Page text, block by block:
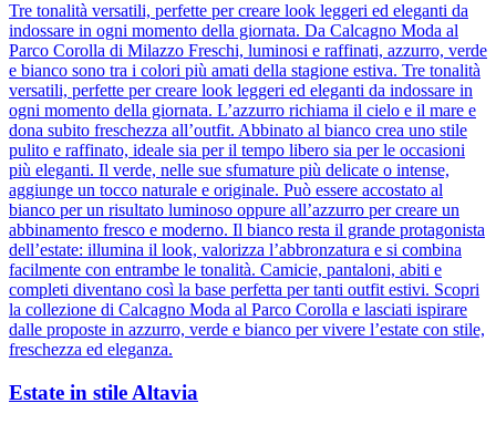
Tre tonalità versatili, perfette per creare look leggeri ed eleganti da
indossare in ogni momento della giornata. Da Calcagno Moda al
Parco Corolla di Milazzo Freschi, luminosi e raffinati, azzurro, verde
e bianco sono tra i colori più amati della stagione estiva. Tre tonalità
versatili, perfette per creare look leggeri ed eleganti da indossare in
ogni momento della giornata. L’azzurro richiama il cielo e il mare e
dona subito freschezza all’outfit. Abbinato al bianco crea uno stile
pulito e raffinato, ideale sia per il tempo libero sia per le occasioni
più eleganti. Il verde, nelle sue sfumature più delicate o intense,
aggiunge un tocco naturale e originale. Può essere accostato al
bianco per un risultato luminoso oppure all’azzurro per creare un
abbinamento fresco e moderno. Il bianco resta il grande protagonista
dell’estate: illumina il look, valorizza l’abbronzatura e si combina
facilmente con entrambe le tonalità. Camicie, pantaloni, abiti e
completi diventano così la base perfetta per tanti outfit estivi. Scopri
la collezione di Calcagno Moda al Parco Corolla e lasciati ispirare
dalle proposte in azzurro, verde e bianco per vivere l’estate con stile,
freschezza ed eleganza.
Estate in stile Altavia